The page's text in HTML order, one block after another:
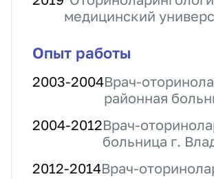
медицинский
Опыт работы
2003-2004Врач-
районная
2004-2012Врач-
больница г.
2012-2014Врач-